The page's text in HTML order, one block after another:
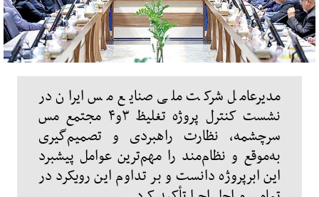
مدیرعامل شرکت ملی صنایع مس ایران در
نشست کنترل پروژه تغلیظ ۳و۴ مجتمع مس
سرچشمه، نظارت راهبردی و تصمیم‌گیری
به‌موقع و نظام‌مند را مهم‌ترین عوامل پیشبرد
این ابرپروژه دانست و بر تداوم این رویکرد در